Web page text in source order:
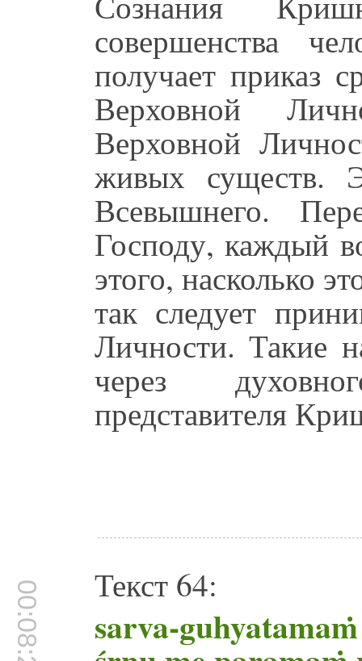
совершенства
получает приказ
Верховной
Верховной
живых существ.
Всевышнего.
Господу, каждый
этого, насколько
так следует
Личности. Такие
через
представителя
00:08:25 Текст 64:
sarva-